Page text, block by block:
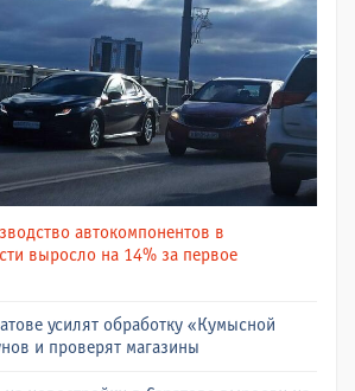
автокомпонентов в
выросло на 14% за первое
усилят обработку «Кумысной
и проверят магазины